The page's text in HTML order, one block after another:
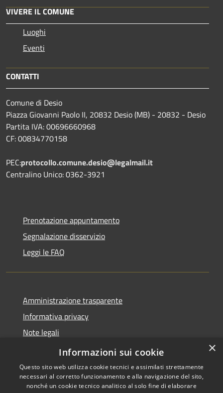
VIVERE IL COMUNE
Luoghi
Eventi
CONTATTI
Comune di Desio
Piazza Giovanni Paolo II, 20832 Desio (MB) - 20832 - Desio
Partita IVA: 00696660968
CF: 00834770158
PEC:protocollo.comune.desio@legalmail.it
Centralino Unico: 0362-3921
Prenotazione appuntamento
Segnalazione disservizio
Leggi le FAQ
Amministrazione trasparente
Informativa privacy
Note legali
Dichiarazione di accessibilità
×
Informazioni sui cookie
Questo sito web utilizza cookie tecnici e assimilati strettamente
necessari al corretto funzionamento e alla navigazione del sito,
nonché un cookie tecnico analitico al solo fine di elaborare